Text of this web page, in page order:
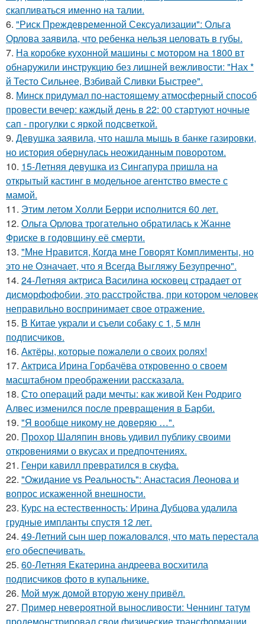
скапливаться именно на талии.
6. "Риск Преждевременной Сексуализации": Ольга
Орлова заявила, что ребенка нельзя целовать в губы.
7. На коробке кухонной машины с мотором на 1800 вт
обнаружили инструкцию без лишней вежливости: "Нах *
й Тесто Сильнее, Взбивай Сливки Быстрее".
8. Минск придумал по-настоящему атмосферный способ
провести вечер: каждый день в 22: 00 стартуют ночные
сап - прогулки с яркой подсветкой.
9. Девушка заявила, что нашла мышь в банке газировки,
но история обернулась неожиданным поворотом.
10. 15-Летняя девушка из Сингапура пришла на
открытый кастинг в модельное агентство вместе с
мамой.
11. Этим летом Холли Берри исполнится 60 лет.
12. Ольга Орлова трогательно обратилась к Жанне
Фриске в годовщину её смерти.
13. "Мне Нравится, Когда мне Говорят Комплименты, но
это не Означает, что я Всегда Выгляжу Безупречно".
14. 24-Летняя актриса Василина юсковец страдает от
дисморфофобии, это расстройства, при котором человек
неправильно воспринимает свое отражение.
15. В Китае украли и съели собаку с 1, 5 млн
подписчиков.
16. Актёры, которые пожалели о своих ролях!
17. Актриса Ирина Горбачёва откровенно о своем
масштабном преображении рассказала.
18. Сто операций ради мечты: как живой Кен Родриго
Алвес изменился после превращения в Барби.
19. "Я вообще никому не доверяю …".
20. Прохор Шаляпин вновь удивил публику своими
откровениями о вкусах и предпочтениях.
21. Генри кавилл превратился в скуфа.
22. "Ожидание vs Реальность": Анастасия Леонова и
вопрос искаженной внешности.
23. Курс на естественность: Ирина Дубцова удалила
грудные импланты спустя 12 лет.
24. 49-Летний сын шер пожаловался, что мать перестала
его обеспечивать.
25. 60-Летняя Екатерина андреева восхитила
подписчиков фото в купальнике.
26. Мой муж домой вторую жену привёл.
27. Пример невероятной выносливости: Ченнинг татум